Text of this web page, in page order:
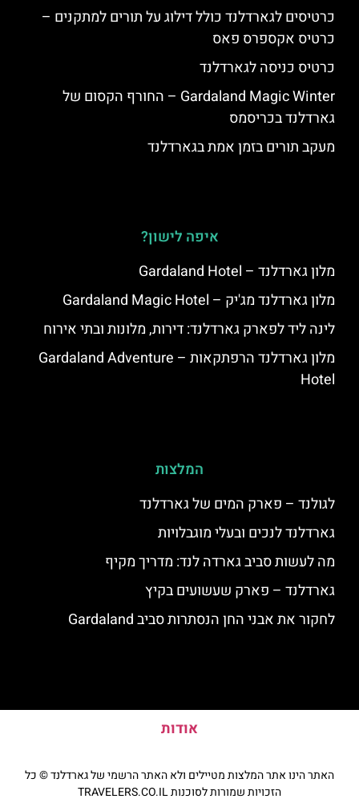
כרטיסים לגארדלנד כולל דילוג על תורים למתקנים –
כרטיס אקספרס פאס
כרטיס כניסה לגארדלנד
Gardaland Magic Winter – החורף הקסום של
גארדלנד בכריסמס
מעקב תורים בזמן אמת בגארדלנד
איפה לישון?
מלון גארדלנד – Gardaland Hotel
מלון גארדלנד מג'יק – Gardaland Magic Hotel
לינה ליד לפארק גארדלנד: דירות, מלונות ובתי אירוח
מלון גארדלנד הרפתקאות – Gardaland Adventure
Hotel
המלצות
לגולנד – פארק המים של גארדלנד
גארדלנד לנכים ובעלי מוגבלויות
מה לעשות סביב גארדה לנד: מדריך מקיף
גארדלנד – פארק שעשועים בקיץ
לחקור את אבני החן הנסתרות סביב Gardaland
אודות
האתר הינו אתר המלצות מטיילים ולא האתר הרשמי של גארדלנד © כל
הזכויות שמורות לסוכנות TRAVELERS.CO.IL